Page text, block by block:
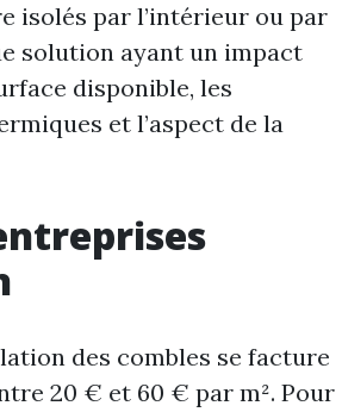
isolés par l’intérieur ou par
solution ayant un impact
disponible, les
et l’aspect de la
des combles se facture
20 € et 60 € par m². Pour